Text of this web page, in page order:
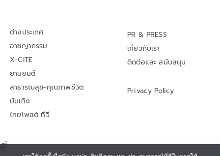
ต่างประเทศ
อาชญากรรม
X-CITE
ยานยนต์
สาธารณสุข-คุณภาพชีวิต
บันเทิง
ไทยโพสต์ ทีวี
PR & PRESS
เกี่ยวกับเรา
ติดต่อและ สนับสนุน
Privacy Policy